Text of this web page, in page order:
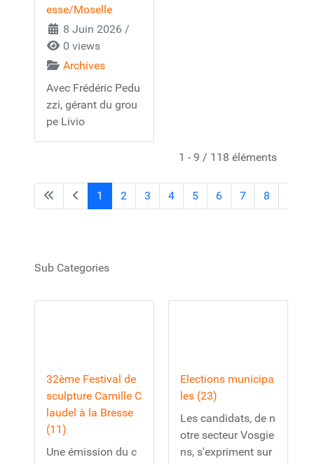
esse/Moselle
8 Juin 2026 /
0 views
Archives
Avec Frédéric Pedu
zzi, gérant du grou
pe Livio
1 - 9 / 118 éléments
1 2 3 4 5 6 7 8 9
Sub Categories
32ème Festival de
sculpture Camille C
laudel à la Bresse
(11)
Une émission du c
Elections municipa
les (23)
Les candidats, de n
otre secteur Vosgie
ns, s'expriment sur